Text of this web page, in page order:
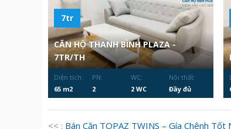
7tr
CĂN HỘ THANH BÌNH PLAZA -
7TR/TH
Diện tích:
65 m2
PN:
2
WC:
2 WC
Nội thất:
Đầy đủ
<< : Bán Căn TOPAZ TWINS – Gía Chênh Tốt